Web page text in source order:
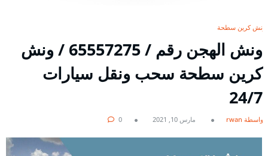
ونش كرين سطحة
ونش الهجن رقم / 65557275 / ونش
كرين سطحة سحب ونقل سيارات
24/7
بواسطة rwan مارس 10, 2021 0